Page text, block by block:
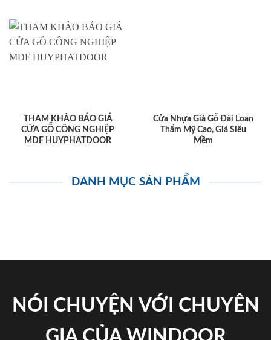
THAM KHẢO BÁO GIÁ
CỬA GỖ CÔNG NGHIỆP
MDF HUYPHATDOOR
Cửa Nhựa Giả Gỗ Đài Loan
Thẩm Mỹ Cao, Giá Siêu
Mềm
DANH MỤC SẢN PHẨM
NÓI CHUYỆN VỚI CHUYÊN